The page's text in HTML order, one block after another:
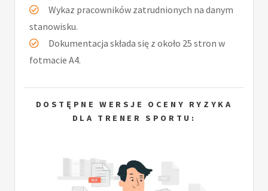
Wykaz pracowników zatrudnionych na danym
stanowisku.
Dokumentacja składa się z około 25 stron w
fotmacie A4.
DOSTĘPNE WERSJE OCENY RYZYKA
DLA TRENER SPORTU: